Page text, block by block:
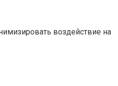
воздействие на